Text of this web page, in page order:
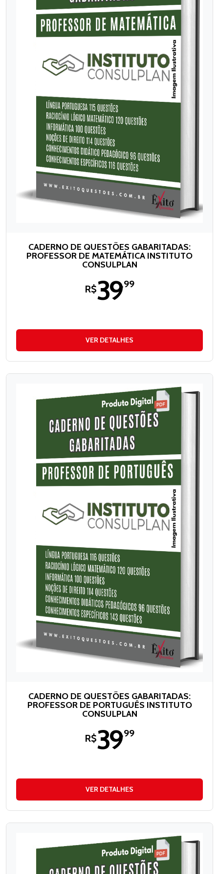
CADERNO DE QUESTÕES GABARITADAS:
PROFESSOR DE MATEMÁTICA INSTITUTO
CONSULPLAN
R$39,99
VER DETALHES
CADERNO DE QUESTÕES GABARITADAS:
PROFESSOR DE PORTUGUÊS INSTITUTO
CONSULPLAN
R$39,99
VER DETALHES